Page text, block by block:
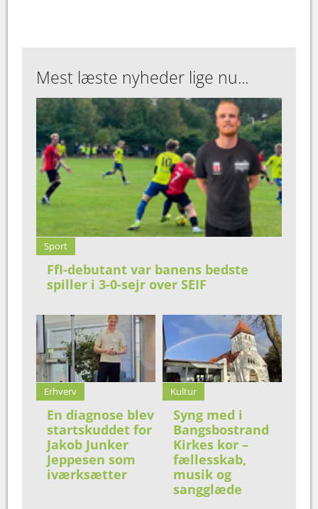
Mest læste nyheder lige nu...
Sport
FfI-debutant var banens bedste
spiller i 3-0-sejr over SEIF
Erhverv
En diagnose blev
startskuddet for
Jakob Junker
Jeppesen som
iværksætter
Kultur
Syng med i
Bangsbostrand
Kirkes kor –
fællesskab,
musik og
sangglæde